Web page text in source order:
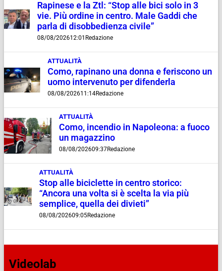
Rapinese e la Ztl: “Stop alle bici solo in 3
vie. Più ordine in centro. Male Gaddi che
parla di disobbedienza civile”
08/08/202612:01 Redazione
ATTUALITÀ
Como, rapinano una donna e feriscono un
uomo intervenuto per difenderla
08/08/202611:14Redazione
ATTUALITÀ
Como, incendio in Napoleona: a fuoco
un magazzino
08/08/202609:37Redazione
ATTUALITÀ
Stop alle biciclette in centro storico:
“Ancora una volta si è scelta la via più
semplice, quella dei divieti”
08/08/202609:05Redazione
Videolab